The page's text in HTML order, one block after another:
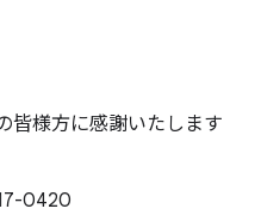
皆様方に感謝いたします
0420